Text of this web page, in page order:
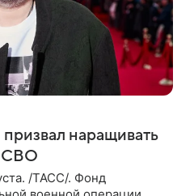
наращивать
СВО
/ТАСС/. Фонд